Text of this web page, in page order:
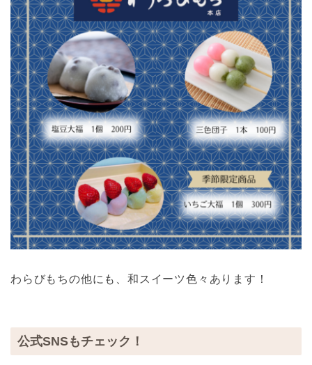
わらびもちの他にも、和スイーツ色々あります！
公式SNSもチェック！